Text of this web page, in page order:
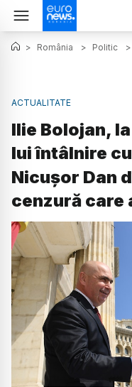
> România > Politic >
ACTUALITATE
Ilie Bolojan,
lui întâlnire
Nicușor Dan
cenzură care